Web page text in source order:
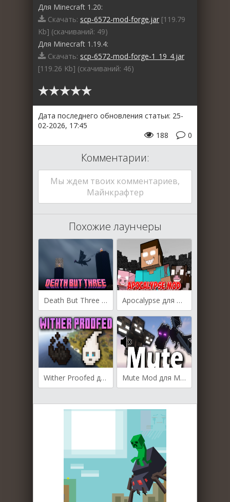
Для Minecraft 1.20:
Скачать: scp-6572-mod-forge.jar [119.79
Kb] (cкачиваний: 49)
Для Minecraft 1.19.4:
Скачать: scp-6572-mod-forge-1_19_4.jar
[119.26 Kb] (cкачиваний: 46)
Дата последнего обновления статьи: 25-
02-2026, 17:45
0
188
Комментарии:
Мы ждем твоих комментариев,
Майнкрафтер
Похожие лаунчеры
Death But Three для Майнкрафт [1.20.2, 1.20.1, 1.20] Apocalypse для Майнкрафт [1.20.1, 1.20, 1.19.2]
Wither Proofed для Майнкрафт [1.21.5, 1.21.4] Mute Mod для Майнкрафт [1.20.1, 1.20, 1.19.4]